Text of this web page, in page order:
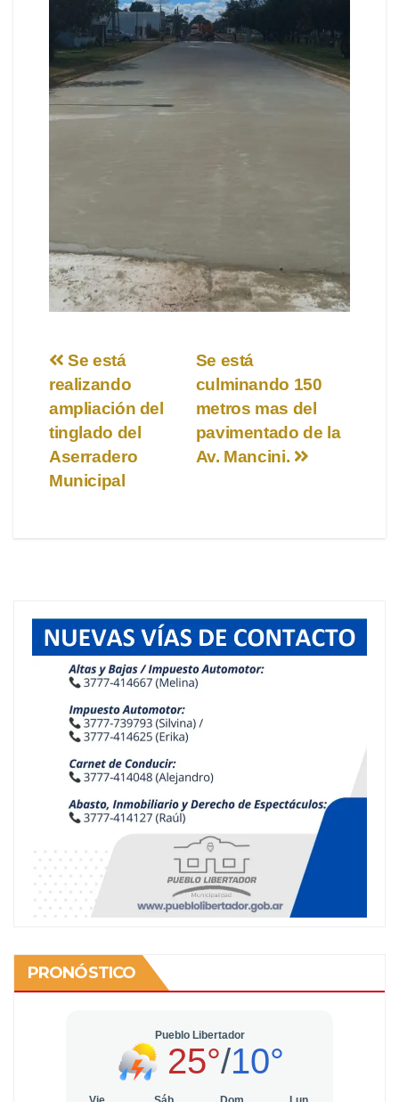
Navegación
de
entradas
Se está
culminando 150
metros mas del
pavimentado de la
Av. Mancini.
Se está
realizando
ampliación del
tinglado del
Aserradero
Municipal
PRONÓSTICO